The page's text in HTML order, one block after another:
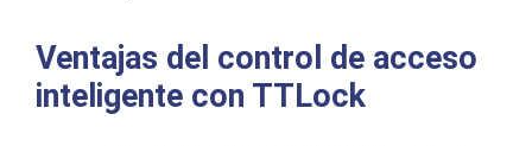
Ventajas del control de acceso
inteligente con TTLock